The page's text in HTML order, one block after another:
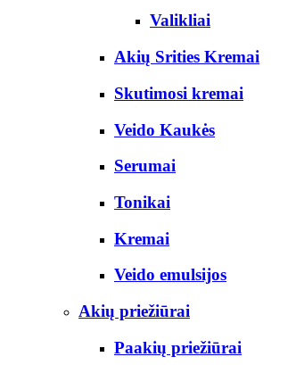
Valikliai
Akių Srities Kremai
Skutimosi kremai
Veido Kaukės
Serumai
Tonikai
Kremai
Veido emulsijos
Akių priežiūrai
Paakių priežiūrai